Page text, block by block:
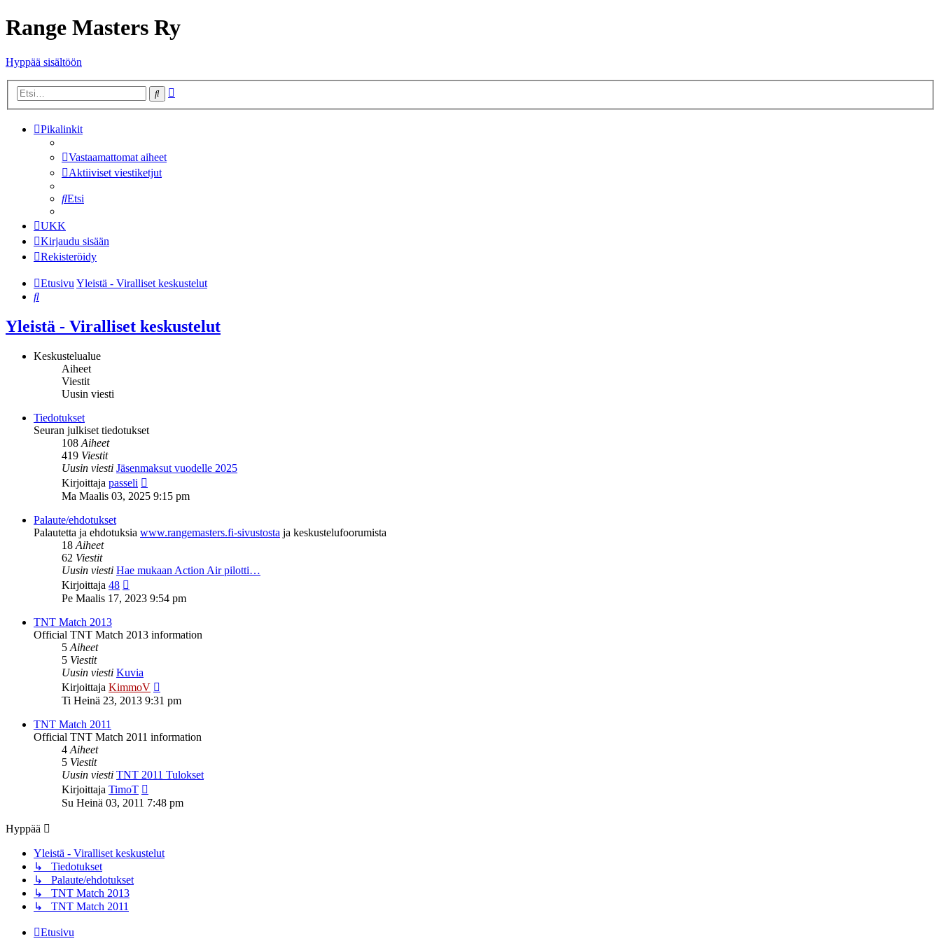
Range Masters Ry
Hyppää sisältöön
Etsi
Pikalinkit
Vastaamattomat aiheet
Aktiiviset viestiketjut
Etsi
UKK
Kirjaudu sisään
Rekisteröidy
EtusivuYleistä - Viralliset keskustelut
Etsi
Yleistä - Viralliset keskustelut
Keskustelualue
Aiheet
Viestit
Uusin viesti
Tiedotukset
Seuran julkiset tiedotukset
108 Aiheet
419 Viestit
Uusin viesti Jäsenmaksut vuodelle 2025
Kirjoittaja passeli
uusin
Ma Maalis 03, 2025 9:15 pm
Palaute/ehdotukset
Palautetta ja ehdotuksia www.rangemasters.fi-sivustosta ja keskustelufoorumista
18 Aiheet
62 Viestit
Uusin viesti Hae mukaan Action Air pilotti…
Kirjoittaja 48
uusin
Pe Maalis 17, 2023 9:54 pm
TNT Match 2013
Official TNT Match 2013 information
5 Aiheet
5 Viestit
Uusin viesti Kuvia
Kirjoittaja KimmoV
uusin
viesti
Ti Heinä 23, 2013 9:31 pm
TNT Match 2011
Official TNT Match 2011 information
4 Aiheet
5 Viestit
Uusin viesti TNT 2011 Tulokset
Kirjoittaja TimoT
uusin
viesti
Su Heinä 03, 2011 7:48 pm
Hyppää
Yleistä - Viralliset keskustelut
↳ Tiedotukset
↳ Palaute/ehdotukset
↳ TNT Match 2013
↳ TNT Match 2011
Etusivu